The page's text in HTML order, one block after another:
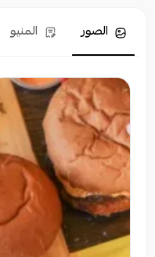
الصور المنيو